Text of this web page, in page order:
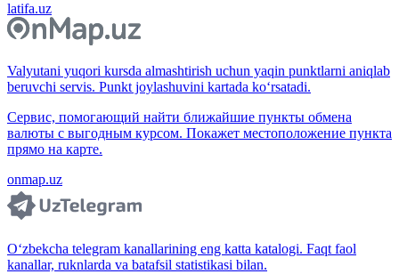
latifa.uz
Valyutani yuqori kursda almashtirish uchun yaqin punktlarni aniqlab
beruvchi servis. Punkt joylashuvini kartada ko‘rsatadi.
Сервис, помогающий найти ближайшие пункты обмена
валюты с выгодным курсом. Покажет местоположение пункта
прямо на карте.
onmap.uz
O‘zbekcha telegram kanallarining eng katta katalogi. Faqt faol
kanallar, ruknlarda va batafsil statistikasi bilan.